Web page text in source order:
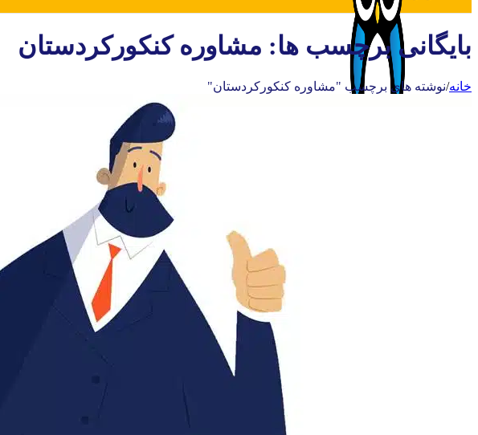
بایگانی برچسب ها: مشاوره کنکورکردستان
خانه/نوشته های برچسب "مشاوره کنکورکردستان"